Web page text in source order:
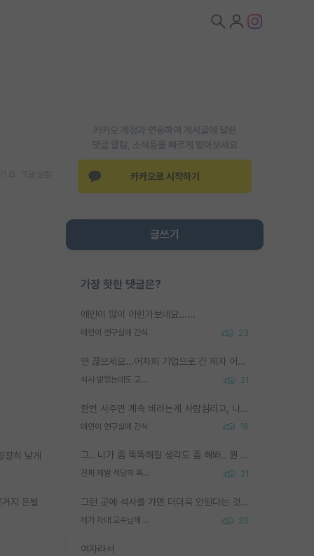
카카오 계정과 연동하여 게시글에 달린
댓글 알람, 소식등을 빠르게 받아보세요
카카오로 시작하기
글쓰기
가장 핫한 댓글은?
애인이 많이 어린가보네요......
애인이 연구실에 간식 23
연 끊으세요...어차피 기업으로 간 제자 어떻게 못합니다. 기업에서는 교수들 사기꾼으로 보는 시선도 강하고, 앞에서나 교수님하고 떠받들어주지 많이 무시합니다. 영향력도 0에 수렴합니다. 그리고 생각해보십시오. 석사로 기업간 제자가 무슨 힘이 있다고 과제를 달라고 합니까? 말만 교수지 무능력자라고 생각합니다. 세금이 아깝습니다.
석사 받았는데도 교수랑 연락한다. 21
한번 사주면 계속 바라는게 사람심리고, 나중에 안사주면 말이 나옵니다. 그리고 작성자분 커플이 한번 그런 행동을 하면, 선례로 남아 이상하게도 문화로 자리잡을수도 있습니다. 애꿎은 다른 학생들은 생각도 안했는데, 간식을 사가야하는 피해를 볼 수 있습니다. 다 경험에서 우러나온 댓글입니다... 제발 이상한 선례를 만들지 마세요.
애인이 연구실에 간식 16
그.. 니가 좀 똑똑해질 생각도 좀 해봐.. 뭔 연구를 선배랑 계속 같이할 생각을하냐 박사과정이
진짜 제발 적당히 똑똑한 박사과정이라도 위에 있었으면.. 21
그런 곳에 석사를 가면 더더욱 안된다는 것을 깨달으시면 된겁니다!
제가 자대 교수님께 무례하게 행동한 걸까요? 20
여자라서
히 낮게
지 돈벌